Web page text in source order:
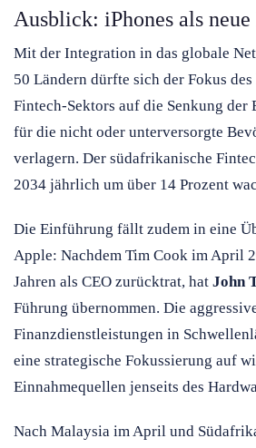
Ausblick: iPhones als neue
Mit der Integration in das globale
50 Ländern dürfte sich der Fokus
Fintech-Sektors auf die Senkung der
für die nicht oder unterversorgte
verlagern. Der südafrikanische
2034 jährlich um über 14 Prozent
Die Einführung fällt zudem in eine
Apple: Nachdem Tim Cook im April
Jahren als CEO zurücktrat, hat John
Führung übernommen. Die
Finanzdienstleistungen in
eine strategische Fokussierung auf
Einnahmequellen jenseits des
Nach Malaysia im April und